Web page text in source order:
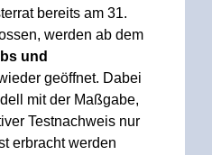
bereits am 31.
werden ab dem
und
geöffnet. Dabei
mit der Maßgabe,
Testnachweis nur
erbracht werden